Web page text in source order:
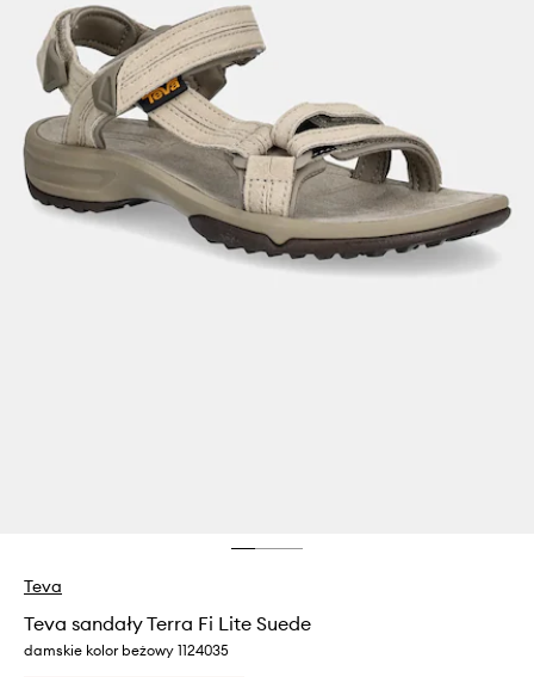
Teva
Teva sandały Terra Fi Lite Suede
damskie kolor beżowy 1124035